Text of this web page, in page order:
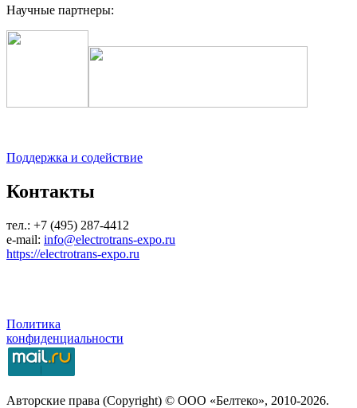
Научные партнеры:
Поддержка и содействие
Контакты
тел.: +7 (495) 287-4412
e-mail: info@electrotrans-expo.ru
https://electrotrans-expo.ru
Политика
конфиденциальности
Авторские права (Copyright) © ООО «Белтеко», 2010-2026.